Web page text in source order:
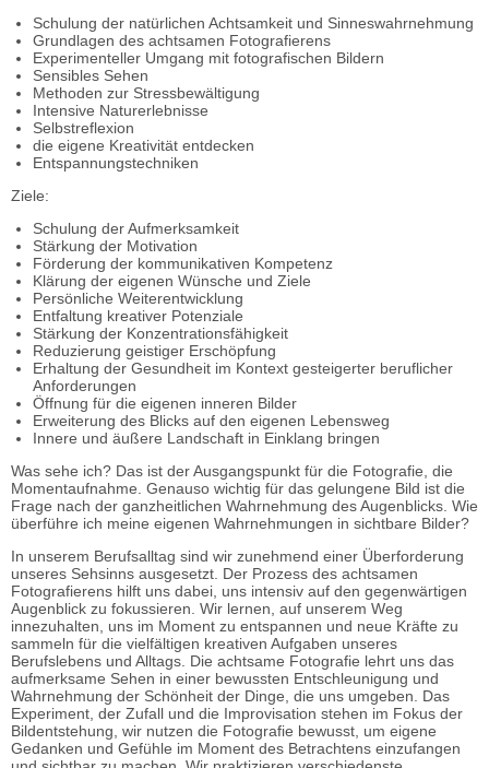
Schulung der natürlichen Achtsamkeit und Sinneswahrnehmung
Grundlagen des achtsamen Fotografierens
Experimenteller Umgang mit fotografischen Bildern
Sensibles Sehen
Methoden zur Stressbewältigung
Intensive Naturerlebnisse
Selbstreflexion
die eigene Kreativität entdecken
Entspannungstechniken
Ziele:
Schulung der Aufmerksamkeit
Stärkung der Motivation
Förderung der kommunikativen Kompetenz
Klärung der eigenen Wünsche und Ziele
Persönliche Weiterentwicklung
Entfaltung kreativer Potenziale
Stärkung der Konzentrationsfähigkeit
Reduzierung geistiger Erschöpfung
Erhaltung der Gesundheit im Kontext gesteigerter beruflicher
Anforderungen
Öffnung für die eigenen inneren Bilder
Erweiterung des Blicks auf den eigenen Lebensweg
Innere und äußere Landschaft in Einklang bringen
Was sehe ich? Das ist der Ausgangspunkt für die Fotografie, die
Momentaufnahme. Genauso wichtig für das gelungene Bild ist die
Frage nach der ganzheitlichen Wahrnehmung des Augenblicks. Wie
überführe ich meine eigenen Wahrnehmungen in sichtbare Bilder?
In unserem Berufsalltag sind wir zunehmend einer Überforderung
unseres Sehsinns ausgesetzt. Der Prozess des achtsamen
Fotografierens hilft uns dabei, uns intensiv auf den gegenwärtigen
Augenblick zu fokussieren. Wir lernen, auf unserem Weg
innezuhalten, uns im Moment zu entspannen und neue Kräfte zu
sammeln für die vielfältigen kreativen Aufgaben unseres
Berufslebens und Alltags. Die achtsame Fotografie lehrt uns das
aufmerksame Sehen in einer bewussten Entschleunigung und
Wahrnehmung der Schönheit der Dinge, die uns umgeben. Das
Experiment, der Zufall und die Improvisation stehen im Fokus der
Bildentstehung, wir nutzen die Fotografie bewusst, um eigene
Gedanken und Gefühle im Moment des Betrachtens einzufangen